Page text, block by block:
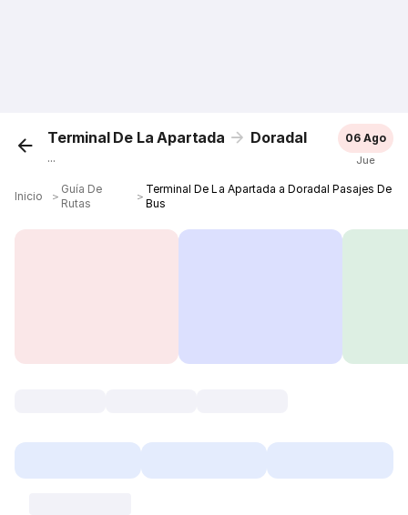
Terminal De La Apartada Doradal
...
06 Ago
Jue
Inicio ＞
Guía De
Rutas
＞
Terminal De La Apartada a Doradal Pasajes De
Bus